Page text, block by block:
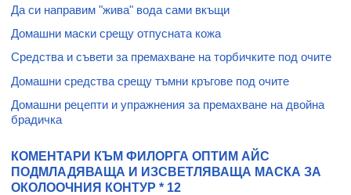
Да си направим "жива" вода сами вкъщи
Домашни маски срещу отпусната кожа
Средства и съвети за премахване на торбичките под очите
Домaшни средства срещу тъмни кръгове под очите
Домашни рецепти и упражнения за премахване на двойна
брадичка
КОМЕНТАРИ КЪМ ФИЛОРГА ОПТИМ АЙС
ПОДМЛАДЯВАЩА И ИЗСВЕТЛЯВАЩА МАСКА ЗА
ОКОЛООЧНИЯ КОНТУР * 12